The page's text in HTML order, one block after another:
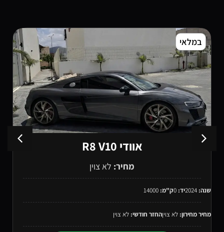
במלאי
אוודי R8 V10
מחיר:לא צוין
יד:0 ק"מ:
מחירון:לא צוין החזר חודשי: לא צוין